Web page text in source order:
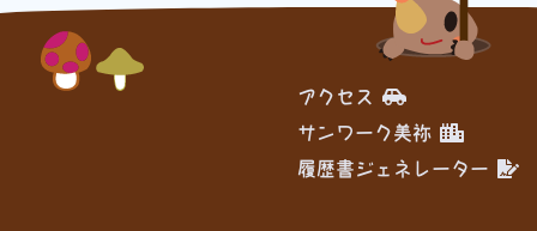
アクセス
サンワーク美祢
履歴書ジェネレーター